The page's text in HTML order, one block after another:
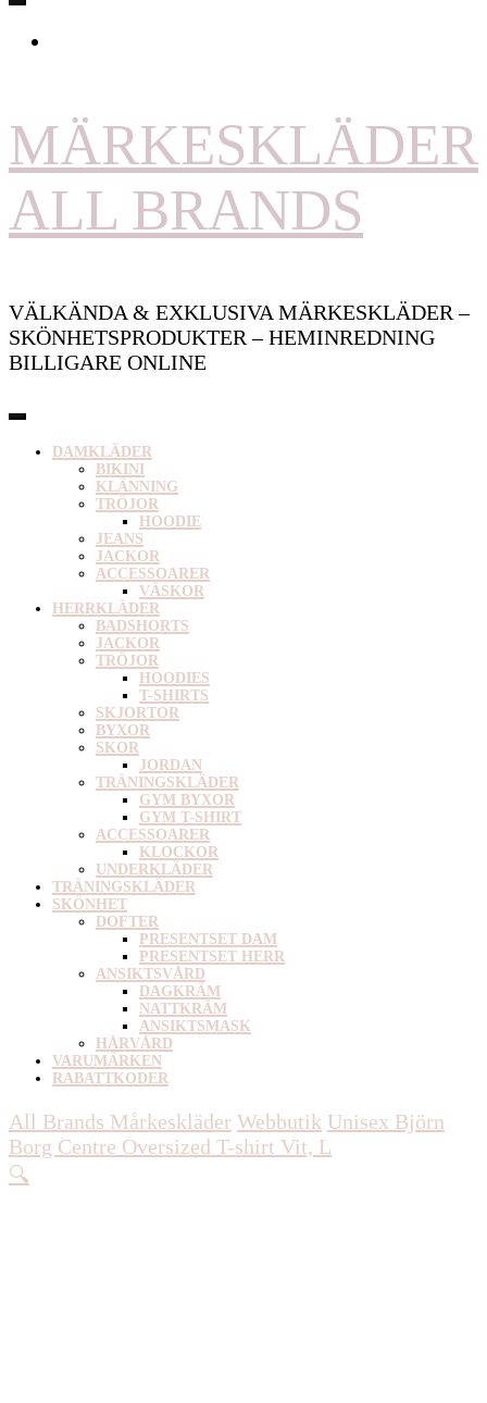
MÄRKESKLÄDER
ALL BRANDS
VÄLKÄNDA & EXKLUSIVA MÄRKESKLÄDER –
SKÖNHETSPRODUKTER – HEMINREDNING
BILLIGARE ONLINE
DAMKLÄDER
BIKINI
KLÄNNING
TRÖJOR
HOODIE
JEANS
JACKOR
ACCESSOARER
VÄSKOR
HERRKLÄDER
BADSHORTS
JACKOR
TRÖJOR
HOODIES
T-SHIRTS
SKJORTOR
BYXOR
SKOR
JORDAN
TRÄNINGSKLÄDER
GYM BYXOR
GYM T-SHIRT
ACCESSOARER
KLOCKOR
UNDERKLÄDER
TRÄNINGSKLÄDER
SKÖNHET
DOFTER
PRESENTSET DAM
PRESENTSET HERR
ANSIKTSVÅRD
DAGKRÄM
NATTKRÄM
ANSIKTSMASK
HÅRVÅRD
VARUMÄRKEN
RABATTKODER
All Brands Mårkeskläder Webbutik Unisex Björn
Borg Centre Oversized T-shirt Vit, L
🔍